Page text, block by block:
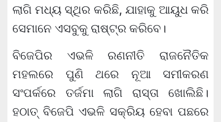
ଲାଗି ମଧ୍ୟ ସ୍ଥିର କରିଛି, ଯାହାକୁ ଆୟୁଧ କରି
ସେମାନେ ଏସବୁକୁ ରାଷ୍ଟ୍ର କରିବେ।
ବିଜେପିର ଏଭଳି ରଣନୀତି ରାଜନୈତିକ
ମହଲରେ ପୁଣି ଥରେ ନୂଆ ସମୀକରଣ
ସଂପର୍କରେ ତର୍ଜମା ଲାଗି ରାସ୍ତା ଖୋଲିଛି।
ହଠାତ୍ ବିଜେପି ଏଭଳି ସକ୍ରିୟ ହେବା ପଛରେ